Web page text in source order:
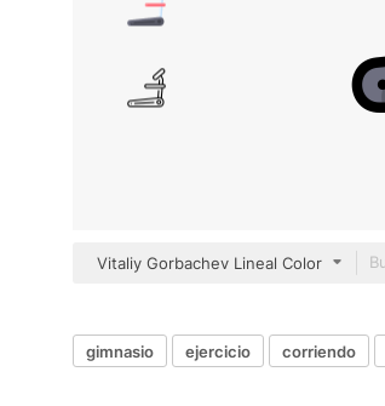
Vitaliy Gorbachev Lineal Color
gimnasio ejercicio corriendo